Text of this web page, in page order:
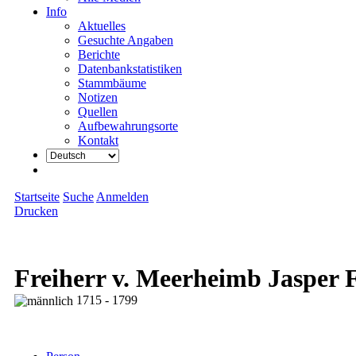
Info
Aktuelles
Gesuchte Angaben
Berichte
Datenbankstatistiken
Stammbäume
Notizen
Quellen
Aufbewahrungsorte
Kontakt
Startseite Suche Anmelden
Drucken
Freiherr v. Meerheimb Jasper
1715 - 1799